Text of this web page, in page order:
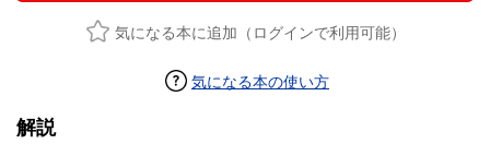
気になる本に追加（ログインで利用可能）
気になる本の使い方
解説